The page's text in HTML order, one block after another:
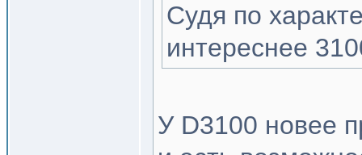
Судя по
интереснее
У D3100 новее